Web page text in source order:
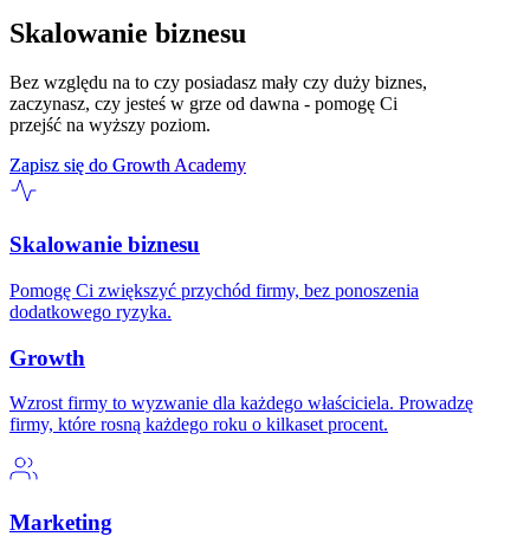
Skalowanie biznesu
Bez względu na to czy posiadasz mały czy duży biznes,
zaczynasz, czy jesteś w grze od dawna - pomogę Ci
przejść na wyższy poziom.
Zapisz się do Growth Academy
Skalowanie biznesu
Pomogę Ci zwiększyć przychód firmy, bez ponoszenia
dodatkowego ryzyka.
Growth
Wzrost firmy to wyzwanie dla każdego właściciela. Prowadzę
firmy, które rosną każdego roku o kilkaset procent.
Marketing